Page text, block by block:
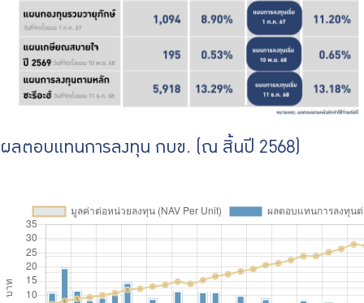
ผลตอบแทนการลงทุน กบข. (ณ สิ้นปี 2568)